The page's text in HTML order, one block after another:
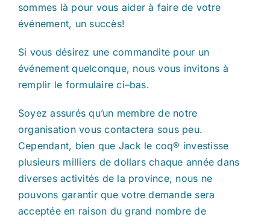
sommes là pour vous aider à faire de votre
événement, un succès!
Si vous désirez une commandite pour un
événement quelconque, nous vous invitons à
remplir le formulaire ci–bas.
Soyez assurés qu’un membre de notre
organisation vous contactera sous peu.
Cependant, bien que Jack le coq® investisse
plusieurs milliers de dollars chaque année dans
diverses activités de la province, nous ne
pouvons garantir que votre demande sera
acceptée en raison du grand nombre de